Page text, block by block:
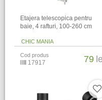
Etajera telescopica pentru
baie, 4 rafturi, 100-260 cm
CHIC MANIA
Cod produs
17917 79